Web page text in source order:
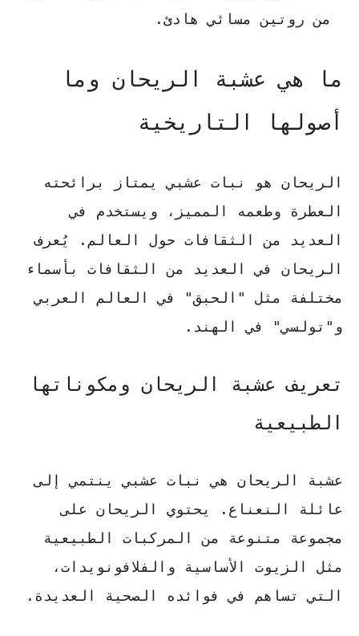
من روتين مسائي هادئ.
ما هي عشبة الريحان وما
أصولها التاريخية
الريحان هو نبات عشبي يمتاز برائحته
العطرة وطعمه المميز، ويستخدم في
العديد من الثقافات حول العالم. يُعرف
الريحان في العديد من الثقافات بأسماء
مختلفة مثل "الحبق" في العالم العربي
و"تولسي" في الهند.
تعريف عشبة الريحان ومكوناتها
الطبيعية
عشبة الريحان هي نبات عشبي ينتمي إلى
عائلة النعناع. يحتوي الريحان على
مجموعة متنوعة من المركبات الطبيعية
مثل الزيوت الأساسية والفلافونويدات،
التي تساهم في فوائده الصحية العديدة.